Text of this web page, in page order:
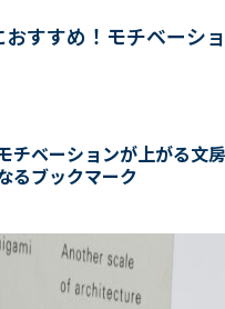
おすすめ！モチベーシ
チベーションが上がる文房
るブックマーク